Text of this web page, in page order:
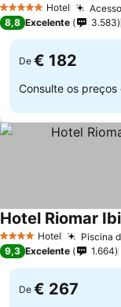
5 Estrelas Hotel
8,8 Excelente 3.583
De € 182
Consulte os preços
4 EstrelasHotel Piscina
Hotel Riomar
9,3 Excelente 1.664
De € 267